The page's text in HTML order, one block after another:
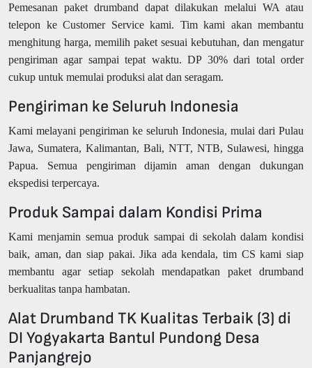
Pemesanan paket drumband dapat dilakukan melalui WA atau
telepon ke Customer Service kami. Tim kami akan membantu
menghitung harga, memilih paket sesuai kebutuhan, dan mengatur
pengiriman agar sampai tepat waktu. DP 30% dari total order
cukup untuk memulai produksi alat dan seragam.
Pengiriman ke Seluruh Indonesia
Kami melayani pengiriman ke seluruh Indonesia, mulai dari Pulau
Jawa, Sumatera, Kalimantan, Bali, NTT, NTB, Sulawesi, hingga
Papua. Semua pengiriman dijamin aman dengan dukungan
ekspedisi terpercaya.
Produk Sampai dalam Kondisi Prima
Kami menjamin semua produk sampai di sekolah dalam kondisi
baik, aman, dan siap pakai. Jika ada kendala, tim CS kami siap
membantu agar setiap sekolah mendapatkan paket drumband
berkualitas tanpa hambatan.
Alat Drumband TK Kualitas Terbaik (3) di
DI Yogyakarta Bantul Pundong Desa
Panjangrejo